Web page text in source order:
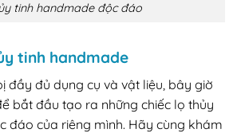
tinh handmade độc đáo
tinh handmade
đầy đủ dụng cụ và vật liệu, bây giờ
bắt đầu tạo ra những chiếc lọ thủy
đáo của riêng mình. Hãy cùng khám